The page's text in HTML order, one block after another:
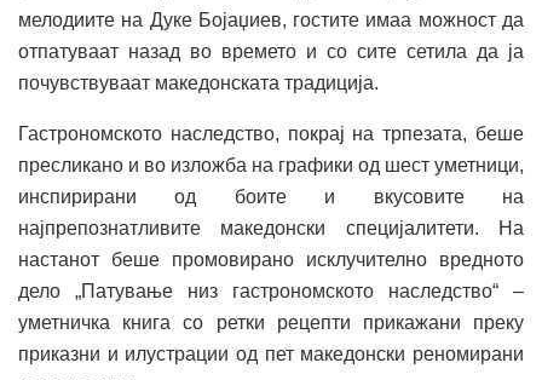
мелодиите на Дуке Бојаџиев, гостите имаа можност да
отпатуваат назад во времето и со сите сетила да ја
почувствуваат македонската традиција.
Гастрономското наследство, покрај на трпезата, беше
пресликано и во изложба на графики од шест уметници,
инспирирани од боите и вкусовите на
најпрепознатливите македонски специјалитети. На
настанот беше промовирано исклучително вредното
дело „Патување низ гастрономското наследство“ –
уметничка книга со ретки рецепти прикажани преку
приказни и илустрации од пет македонски реномирани